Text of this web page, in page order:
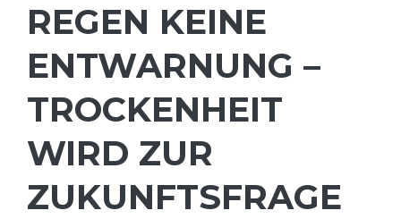
REGEN KEINE
ENTWARNUNG –
TROCKENHEIT
WIRD ZUR
ZUKUNFTSFRAGE